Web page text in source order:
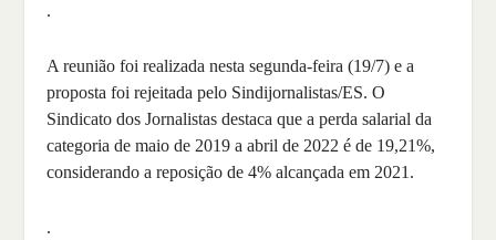
.
A reunião foi realizada nesta segunda-feira (19/7) e a
proposta foi rejeitada pelo Sindijornalistas/ES. O
Sindicato dos Jornalistas destaca que a perda salarial da
categoria de maio de 2019 a abril de 2022 é de 19,21%,
considerando a reposição de 4% alcançada em 2021.
.